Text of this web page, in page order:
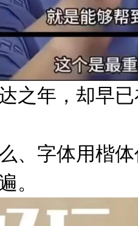
之年，却早
、字体用楷
。